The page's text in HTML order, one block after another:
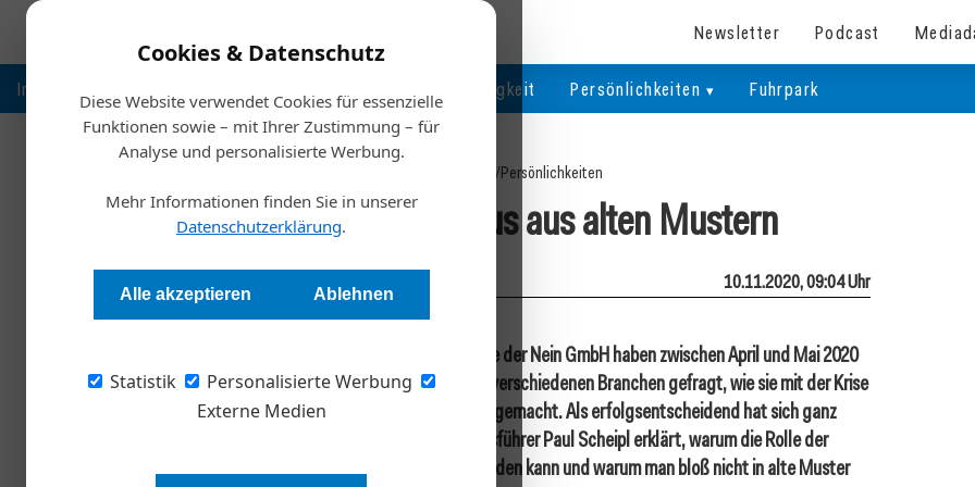
Cookies & Datenschutz
Diese Website verwendet Cookies für essenzielle
Funktionen sowie – mit Ihrer Zustimmung – für
Analyse und personalisierte Werbung.
Mehr Informationen finden Sie in unserer
Datenschutzerklärung.
Alle akzeptieren Ablehnen
Statistik
Personalisierte Werbung
Externe Medien
Newsletter Podcast
Inspiration Nachhaltigkeit Persönlichkeiten Fuhrpark
/Persönlichkeiten
Nach Corona: Raus aus alten Mustern
Stephan Strzyzowski 10.11.2020, 09:04 Uhr
Die Experten für Employee Performance Culture der Nein GmbH haben zwischen April und Mai 2020
bei 27 österreichischen Großunternehmen aus verschiedenen Branchen gefragt, wie sie mit der Krise
umgehen und aus den Ergebnissen eine Studie gemacht. Als erfolgsentscheidend hat sich ganz
besonders die Kultur entpuppt. Nein-Geschäftsführer Paul Scheipl erklärt, warum die Rolle der
Mitarbeiter gar nicht hoch genug bewertet werden kann und warum man bloß nicht in alte Muster